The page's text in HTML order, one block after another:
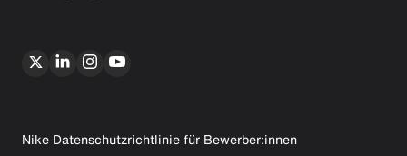
Nike Datenschutzrichtlinie für Bewerber:innen